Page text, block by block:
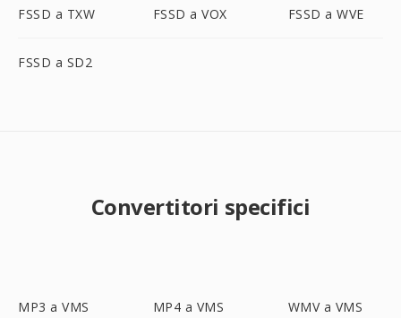
FSSD a TXW FSSD a VOX FSSD a WVE
FSSD a SD2
Convertitori specifici
MP3 a VMS MP4 a VMS WMV a VMS